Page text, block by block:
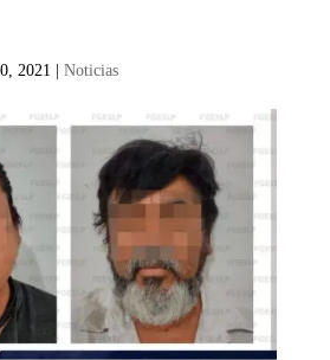
2021 | Noticias